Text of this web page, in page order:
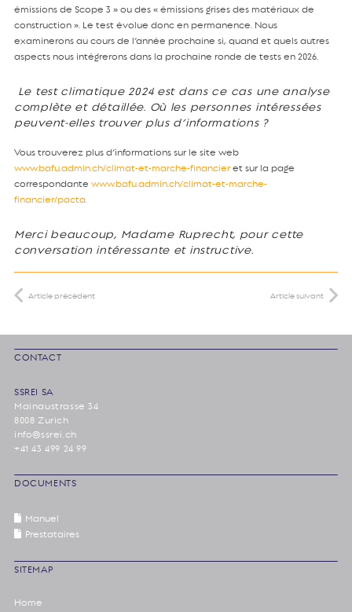
émissions de Scope 3 » ou des « émissions grises des matériaux de
construction ». Le test évolue donc en permanence. Nous
examinerons au cours de l’année prochaine si, quand et quels autres
aspects nous intégrerons dans la prochaine ronde de tests en 2026.
Le test climatique 2024 est dans ce cas une analyse
complète et détaillée. Où les personnes intéressées
peuvent-elles trouver plus d’informations ?
Vous trouverez plus d’informations sur le site web
www.bafu.admin.ch/climat-et-marche-financieret sur la page
correspondante www.bafu.admin.ch/climat-et-marche-
financier/pacta.
Merci beaucoup, Madame Ruprecht, pour cette
conversation intéressante et instructive.
Article précédent Article suivant
CONTACT
SSREI SA
Mainaustrasse 34
8008 Zurich
info@ssrei.ch
+41 43 499 24 99
DOCUMENTS
Manuel
Prestataires
SITEMAP
Home